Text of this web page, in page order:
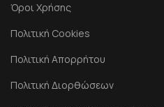
Όροι Χρήσης
Πολιτική Cookies
Πολιτική Απορρήτου
Πολιτική Διορθώσεων